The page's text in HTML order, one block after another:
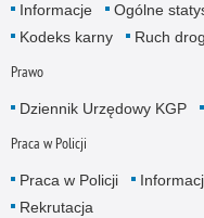
Informacje Ogólne
Kodeks karny
Ruch
Prawo
Dziennik Urzędowy KGP
Praca w Policji
Praca w Policji
Rekrutacja